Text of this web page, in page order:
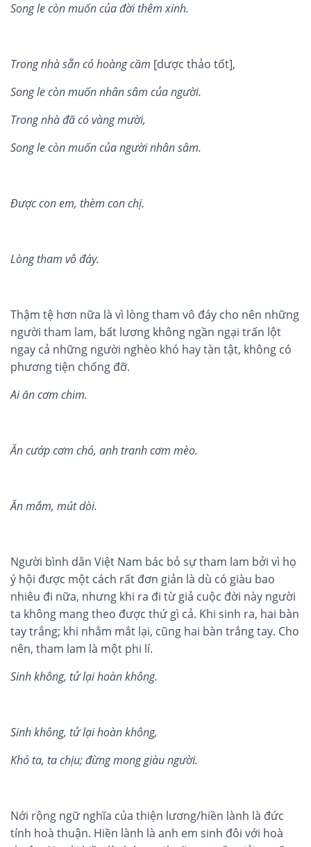
Song le còn muốn của đời thêm xinh.
Trong nhà sẵn cóhoàng cầm [dược thảo tốt],
Song le còn muốn nhân sâm của người.
Trong nhà đãcóvàng mười,
Song le còn muốn của người nhân sâm.
Được con em, thèm con chị.
Lòng tham vô đáy.
Thậm tệ hơn nữa là vì lòng tham vô đáy cho nên những
người tham lam, bất lương không ngần ngại trấn lột
ngay cả những người nghèo khó hay tàn tật, không có
phương tiện chống đỡ.
Ai ăn cơm chim.
Ăn cướp cơm chó, anh tranh cơm mèo.
Ăn mắm, mút dòi.
Người bình dân Việt Nam bác bỏ sự tham lam bởi vì họ
ý hội được một cách rất đơn giản là dù có giàu bao
nhiêu đi nữa, nhưng khi ra đi từ giả cuộc đời này người
ta không mang theo được thứ gì cả. Khi sinh ra, hai bàn
tay trắng; khi nhắm mắt lại, cũng hai bàn trắng tay. Cho
nên, tham lam là một phi lí.
Sinh không, tử lại hoàn không.
Sinh không, tử lại hoàn không,
Khóta, ta chịu; đừng mong giàu người.
Nới rộng ngữ nghĩa của thiện lương/hiền lành là đức
tính hoà thuận. Hiền lành là anh em sinh đôi với hoà